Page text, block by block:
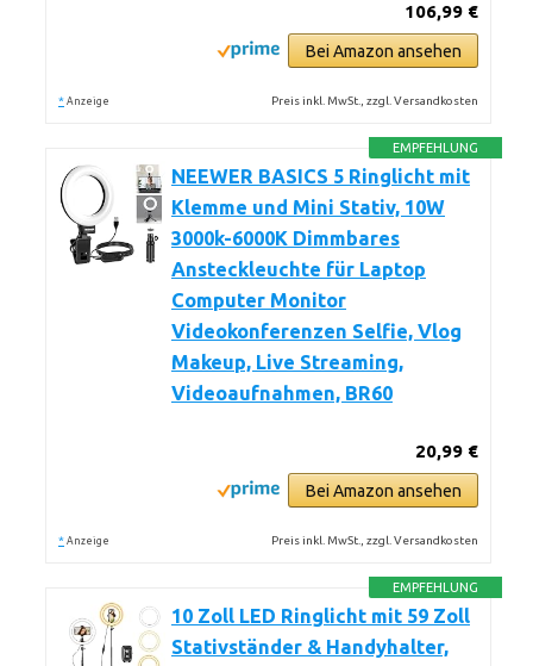
106,99 €
Bei Amazon ansehen
* Anzeige Preis inkl. MwSt., zzgl. Versandkosten
EMPFEHLUNG
NEEWER BASICS 5 Ringlicht mit
Klemme und Mini Stativ, 10W
3000k-6000K Dimmbares
Ansteckleuchte für Laptop
Computer Monitor
Videokonferenzen Selfie, Vlog
Makeup, Live Streaming,
Videoaufnahmen, BR60
20,99 €
Bei Amazon ansehen
* Anzeige Preis inkl. MwSt., zzgl. Versandkosten
EMPFEHLUNG
10 Zoll LED Ringlicht mit 59 Zoll
Stativständer & Handyhalter,